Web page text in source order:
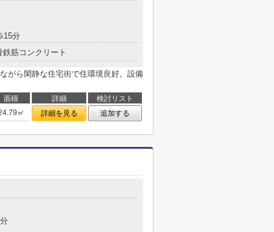
15分
鉄筋コンクリート
がら閑静な住宅街で住環境良好。設備
面積 詳細
検討リスト
㎡
詳細を見る 追加する